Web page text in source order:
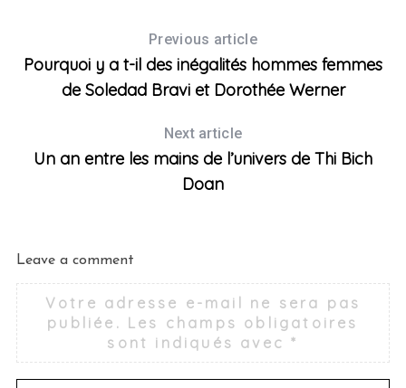
Previous article
Pourquoi y a t-il des inégalités hommes femmes
de Soledad Bravi et Dorothée Werner
Next article
Un an entre les mains de l’univers de Thi Bich
Doan
Leave a comment
Votre adresse e-mail ne sera pas
publiée. Les champs obligatoires
sont indiqués avec*